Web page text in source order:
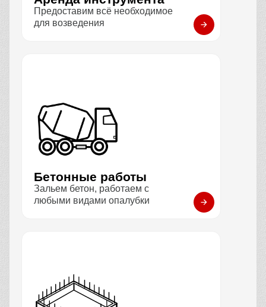
Предоставим всё необходимое
для возведения
Бетонные работы
Зальем бетон, работаем с
любыми видами опалубки